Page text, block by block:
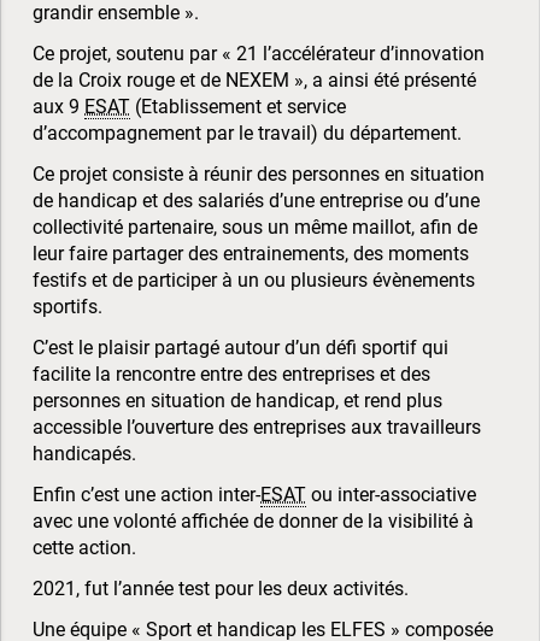
grandir ensemble ».
Ce projet, soutenu par « 21 l’accélérateur d’innovation
de la Croix rouge et de NEXEM », a ainsi été présenté
aux 9 ESAT (Etablissement et service
d’accompagnement par le travail) du département.
Ce projet consiste à réunir des personnes en situation
de handicap et des salariés d’une entreprise ou d’une
collectivité partenaire, sous un même maillot, afin de
leur faire partager des entrainements, des moments
festifs et de participer à un ou plusieurs évènements
sportifs.
C’est le plaisir partagé autour d’un défi sportif qui
facilite la rencontre entre des entreprises et des
personnes en situation de handicap, et rend plus
accessible l’ouverture des entreprises aux travailleurs
handicapés.
Enfin c’est une action inter-ESAT ou inter-associative
avec une volonté affichée de donner de la visibilité à
cette action.
2021, fut l’année test pour les deux activités.
Une équipe « Sport et handicap les ELFES » composée